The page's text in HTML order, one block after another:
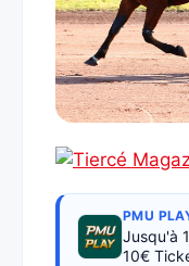
PMU
Jusqu'à
10€